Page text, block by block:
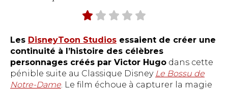
Les DisneyToon Studios essaient de créer une
continuité à l’histoire des célèbres
personnages créés par Victor Hugo dans cette
pénible suite au Classique Disney Le Bossu de
Notre-Dame. Le film échoue à capturer la magie